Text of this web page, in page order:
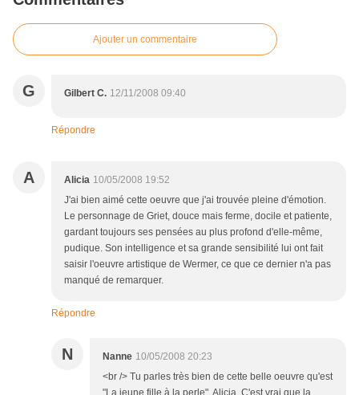
Ajouter un commentaire
G Gilbert C. 12/11/2008 09:40
Répondre
A Alicia 10/05/2008 19:52
J'ai bien aimé cette oeuvre que j'ai trouvée pleine d'émotion.
Le personnage de Griet, douce mais ferme, docile et patiente,
gardant toujours ses pensées au plus profond d'elle-même,
pudique. Son intelligence et sa grande sensibilité lui ont fait
saisir l'oeuvre artistique de Wermer, ce que ce dernier n'a pas
manqué de remarquer.
Répondre
N Nanne 10/05/2008 20:23
<br /> Tu parles très bien de cette belle oeuvre qu'est
"La jeune fille à la perle", Alicia. C'est vrai que la